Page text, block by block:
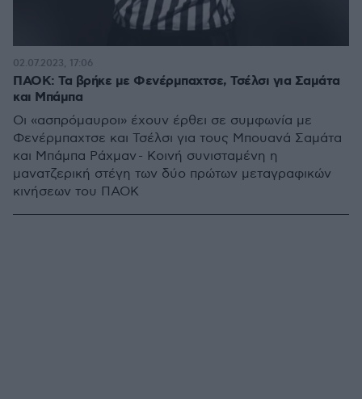
ΠΑΟΚ: Τα βρήκε με Φενέρμπαχτσε, Τσέλσι για Σαμάτα
και Μπάμπα
Οι «ασπρόμαυροι» έχουν έρθει σε συμφωνία με
Φενέρμπαχτσε και Τσέλσι για τους Μπουανά Σαμάτα
και Μπάμπα Ράχμαν - Κοινή συνισταμένη η
μανατζερική στέγη των δύο πρώτων μεταγραφικών
κινήσεων του ΠΑΟΚ
02.07.2023, 17:06